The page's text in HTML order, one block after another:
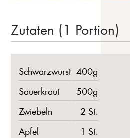
Zutaten (1 Portion)
Schwarzwurst 400g
Sauerkraut
500g
Zwiebeln
2 St.
Apfel
1 St.